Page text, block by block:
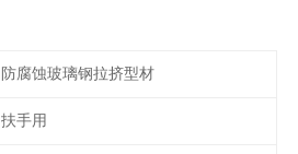
防腐蚀玻璃钢拉挤型材
扶手用